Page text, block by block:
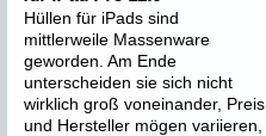
Hüllen für iPads sind
mittlerweile Massenware
geworden. Am Ende
unterscheiden sie sich nicht
wirklich groß voneinander, Preis
und Hersteller mögen variieren,